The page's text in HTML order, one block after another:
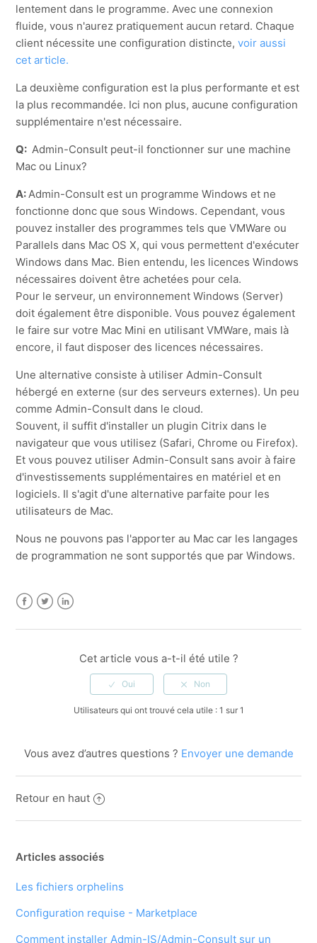
lentement dans le programme. Avec une connexion
fluide, vous n'aurez pratiquement aucun retard. Chaque
client nécessite une configuration distincte,voir aussi
cet article.
La deuxième configuration est la plus performante et est
la plus recommandée. Ici non plus, aucune configuration
supplémentaire n'est nécessaire.
Q: Admin-Consult peut-il fonctionner sur une machine
Mac ou Linux?
A:Admin-Consult est un programme Windows et ne
fonctionne donc que sous Windows. Cependant, vous
pouvez installer des programmes tels que VMWare ou
Parallels dans Mac OS X, qui vous permettent d'exécuter
Windows dans Mac. Bien entendu, les licences Windows
nécessaires doivent être achetées pour cela.
Pour le serveur, un environnement Windows (Server)
doit également être disponible. Vous pouvez également
le faire sur votre Mac Mini en utilisant VMWare, mais là
encore, il faut disposer des licences nécessaires.
Une alternative consiste à utiliser Admin-Consult
hébergé en externe (sur des serveurs externes). Un peu
comme Admin-Consult dans le cloud.
Souvent, il suffit d'installer un plugin Citrix dans le
navigateur que vous utilisez (Safari, Chrome ou Firefox).
Et vous pouvez utiliser Admin-Consult sans avoir à faire
d'investissements supplémentaires en matériel et en
logiciels. Il s'agit d'une alternative parfaite pour les
utilisateurs de Mac.
Nous ne pouvons pas l'apporter au Mac car les langages
de programmation ne sont supportés que par Windows.
Cet article vous a-t-il été utile ?
Utilisateurs qui ont trouvé cela utile : 1 sur 1
Vous avez d’autres questions ? Envoyer une demande
Retour en haut
Articles associés
Les fichiers orphelins
Configuration requise - Marketplace
Comment installer Admin-IS/Admin-Consult sur un